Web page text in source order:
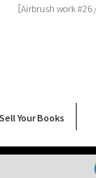
［Airbrush work
Your Books
ログ
用フォーム
本の買取
の買取
取について
取について
取について
る質問